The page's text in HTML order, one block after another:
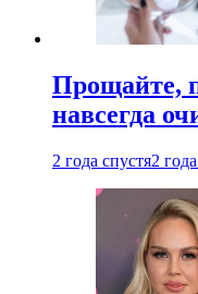
Прощайте,
навсегда
2 года спустя2